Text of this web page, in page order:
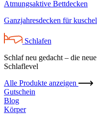
Atmungsaktive Bettdecken
Ganzjahresdecken für
Schlafen
Schlaf neu gedacht – die
Schlaflevel
Alle Produkte anzeigen
Gutschein
Blog
Körper